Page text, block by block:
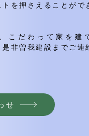
を押さえることがで
こだわって家を建
非曽我建設までご連
せ